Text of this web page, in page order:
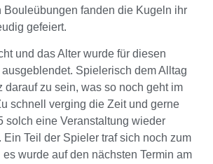
Bouleübungen fanden die Kugeln ihr
gefeiert.
und das Alter wurde für diesen
Spielerisch dem Alltag
darauf zu sein, was so noch geht im
schnell verging die Zeit und gerne
solch eine Veranstaltung wieder
Teil der Spieler traf sich noch zum
wurde auf den nächsten Termin am